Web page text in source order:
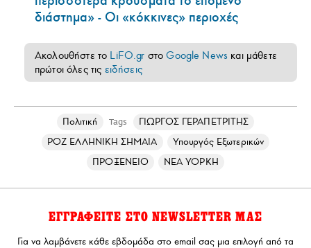
διάστημα» - Οι «κόκκινες» περιοχές
Ακολουθήστε το LiFO.gr στοGoogle News και μάθετε
πρώτοι όλες τις ειδήσεις
Πολιτική Tags
ΓΙΩΡΓΟΣ ΓΕΡΑΠΕΤΡΙΤΗΣ
ΡΟΖ ΕΛΛΗΝΙΚΗ ΣΗΜΑΙΑ
Υπουργός Εξωτερικών
ΠΡΟΞΕΝΕΙΟ
ΝΕΑ ΥΟΡΚΗ
ΕΓΓΡΑΦΕΙΤΕ ΣΤΟ NEWSLETTER ΜΑΣ
Για να λαμβάνετε κάθε εβδομάδα στο email σας μια επιλογή από τα